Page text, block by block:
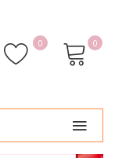
0 0